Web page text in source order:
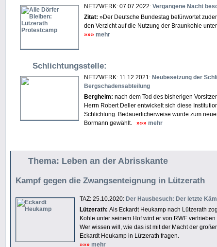
NETZWERK: 07.07.2022: Vergangene Nacht
Zitat: »Der Deutsche Bundestag befürwortet
den Verzicht auf die Nutzung der Braunkohle
»»» mehr
Schlichtungsstelle:
NETZWERK: 11.12.2021: Neubesetzung der
Bergschadensabteilung
Bergheim: nach dem Tod des bisherigen
Herrn Robert Deller entwickelt sich diese
Schlichtung. Bedauerlicherweise wurde zum
Bormann gewählt. »»» mehr
Thema: Leben an der Abrisskante
Kampf gegen die Zwangsenteignung in Lützerath
TAZ: 25.10.2020: Der Hausbesuch: Der letzte
Lützerath: Als Eckardt Heukamp nach Lützerath
Kohle unter seinem Hof wird er von RWE vertrieben.
Wer wissen will, wie das ist mit der Macht der
Eckardt Heukamp in Lützerath fragen.
»»» mehr